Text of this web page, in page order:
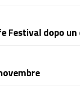
Festival dopo